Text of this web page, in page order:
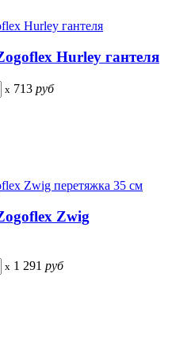
Hurley гантеля
x 713 руб
Zwig
x 1 291 руб